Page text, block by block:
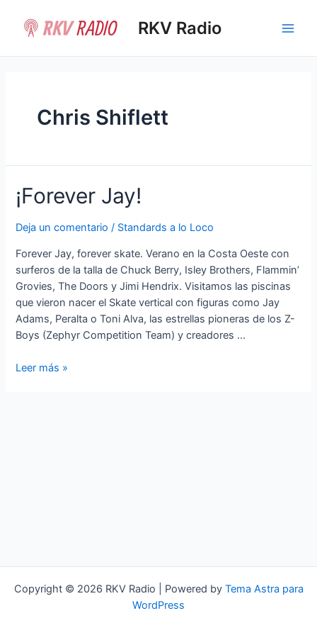
contenido
RKV Radio
Chris Shiflett
¡Forever Jay!
Deja un comentario / Standards a lo Loco
Forever Jay, forever skate. Verano en la Costa Oeste con
surferos de la talla de Chuck Berry, Isley Brothers, Flammin’
Grovies, The Doors y Jimi Hendrix. Visitamos las piscinas
que vieron nacer el Skate vertical con figuras como Jay
Adams, Peralta o Toni Alva, las estrellas pioneras de los Z-
Boys (Zephyr Competition Team) y creadores …
¡Forever
Leer más »
Copyright © 2026 RKV Radio | Powered by Tema Astra para
WordPress